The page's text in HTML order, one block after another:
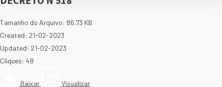
Tamanho do Arquivo: 86.73 KB
Created: 21-02-2023
Updated: 21-02-2023
Cliques: 48
Baixar Visualizar